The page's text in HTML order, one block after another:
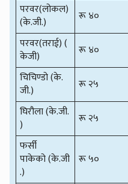
परवर(लोकल)
(के.जी.)
रू ४०
परवर(तराई) (
केजी)
रू ४०
चिचिण्डो (के.
जी.)
रू २५
घिरौला (के.जी.
)
रू २५
फर्सी
पाकेको (के.जी
.)
रू ५०